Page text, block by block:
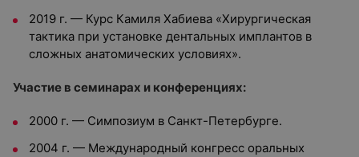
2019 г. — Курс Камиля Хабиева «Хирургическая
тактика при установке дентальных имплантов в
сложных анатомических условиях».
Участие в семинарах и конференциях:
2000 г. — Симпозиум в Санкт-Петербурге.
2004 г. — Международный конгресс оральных